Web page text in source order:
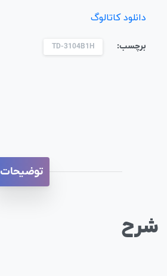
دانلود کاتالوگ
برچسب: TD-3104B1H
توضیحات
شرح